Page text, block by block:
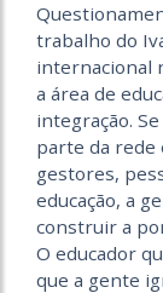
trabalho do
internacional
a área de
integração.
parte da rede
gestores,
educação, a
construir a
O educador
que a gente